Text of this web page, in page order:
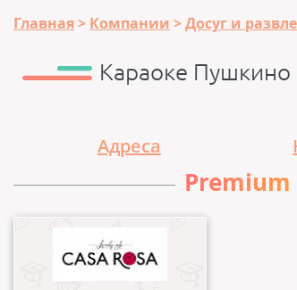
Главная Компании Досуг и
Караоке Пушкино
Адреса
Premium
европейской кухни Casa Rosa
располагается в тихом районе
подмосковного города П...